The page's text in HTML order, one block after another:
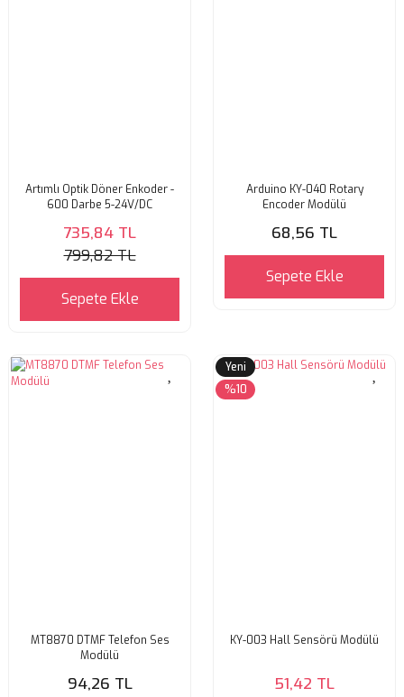
Artımlı Optik Döner Enkoder -
600 Darbe 5-24V/DC
735,84 TL
799,82 TL
Sepete Ekle
Arduino KY-040 Rotary
Encoder Modülü
68,56 TL
Sepete Ekle
MT8870 DTMF Telefon Ses
Modülü
94,26 TL
Yeni
%10
KY-003 Hall Sensörü Modülü
51,42 TL